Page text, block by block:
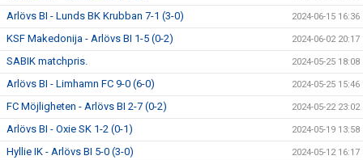
Arlövs BI - Lunds BK Krubban 7-1 (3-0) 2024-06-15 16:36
KSF Makedonija - Arlövs BI 1-5 (0-2) 2024-06-02 20:17
SABIK matchpris. 2024-05-25 18:08
Arlövs BI - Limhamn FC 9-0 (6-0) 2024-05-25 15:46
FC Möjligheten - Arlövs BI 2-7 (0-2) 2024-05-22 23:02
Arlövs BI - Oxie SK 1-2 (0-1) 2024-05-19 13:58
Hyllie IK - Arlövs BI 5-0 (3-0) 2024-05-12 16:17